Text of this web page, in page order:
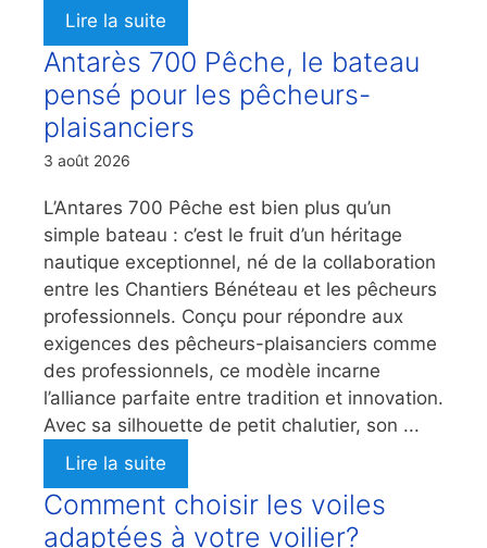
Lire la suite
Antarès 700 Pêche, le bateau
pensé pour les pêcheurs-
plaisanciers
3 août 2026
L’Antares 700 Pêche est bien plus qu’un
simple bateau : c’est le fruit d’un héritage
nautique exceptionnel, né de la collaboration
entre les Chantiers Bénéteau et les pêcheurs
professionnels. Conçu pour répondre aux
exigences des pêcheurs-plaisanciers comme
des professionnels, ce modèle incarne
l’alliance parfaite entre tradition et innovation.
Avec sa silhouette de petit chalutier, son ...
Lire la suite
Comment choisir les voiles
adaptées à votre voilier?